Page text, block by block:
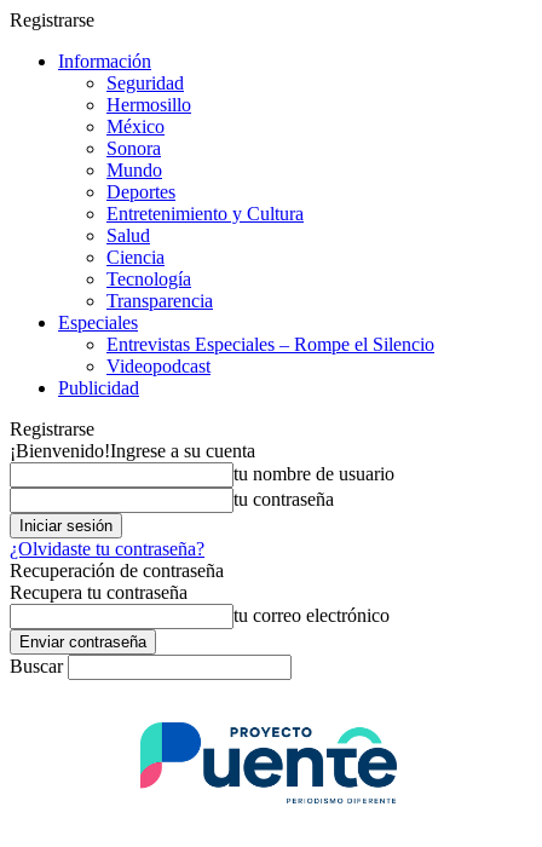
Registrarse
Información
Seguridad
Hermosillo
México
Sonora
Mundo
Deportes
Entretenimiento y Cultura
Salud
Ciencia
Tecnología
Transparencia
Especiales
Entrevistas Especiales – Rompe el Silencio
Videopodcast
Publicidad
Registrarse
¡Bienvenido!Ingrese a su cuenta
tu nombre de usuario
tu contraseña
¿Olvidaste tu contraseña?
Recuperación de contraseña
Recupera tu contraseña
tu correo electrónico
Buscar